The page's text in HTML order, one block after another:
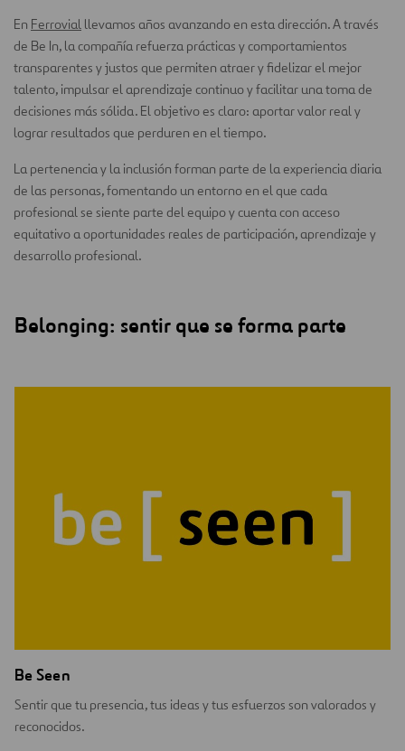
En Ferrovial llevamos años avanzando en esta dirección. A través
de Be In, la compañía refuerza prácticas y comportamientos
transparentes y justos que permiten atraer y fidelizar el mejor
talento, impulsar el aprendizaje continuo y facilitar una toma de
decisiones más sólida. El objetivo es claro: aportar valor real y
lograr resultados que perduren en el tiempo.
La pertenencia y la inclusión forman parte de la experiencia diaria
de las personas, fomentando un entorno en el que cada
profesional se siente parte del equipo y cuenta con acceso
equitativo a oportunidades reales de participación, aprendizaje y
desarrollo profesional.
Belonging: sentir que se forma parte
Be Seen
Sentir que tu presencia, tus ideas y tus esfuerzos son valorados y
reconocidos.